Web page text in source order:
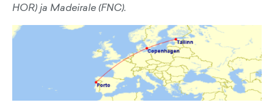
HOR) ja Madeirale (FNC).